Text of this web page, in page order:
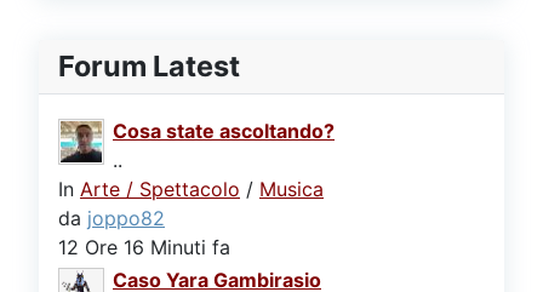
Forum Latest
Cosa state ascoltando?
..
In Arte / Spettacolo / Musica
da joppo82
12 Ore 16 Minuti fa
Caso Yara Gambirasio